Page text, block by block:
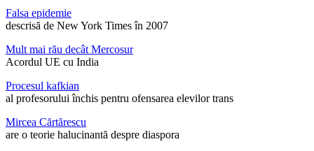
Falsa epidemie
descrisă de New York Times în 2007
Mult mai rău decât Mercosur
Acordul UE cu India
Procesul kafkian
al profesorului închis pentru ofensarea elevilor trans
Mircea Cărtărescu
are o teorie halucinantă despre diaspora